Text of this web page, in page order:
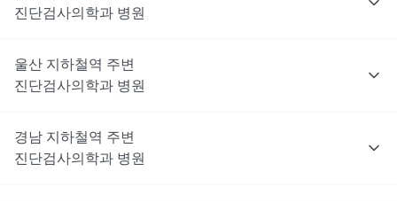
진단검사의학과 병원
울산 지하철역 주변
진단검사의학과 병원
경남 지하철역 주변
진단검사의학과 병원